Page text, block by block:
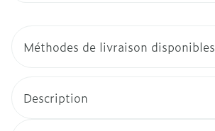
Méthodes de livraison disponibles
Description